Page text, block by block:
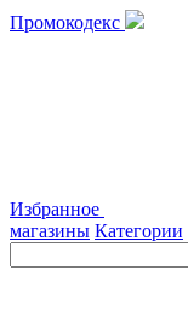
Промокодекс
Избранное
магазины Категории